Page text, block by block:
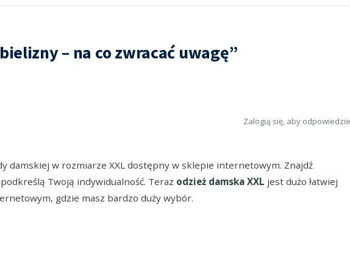
– na co zwracać uwagę”
damskiej w rozmiarze XXL dostępny w sklepie internetowym. Znajdź
Twoją indywidualność. Teraz odzież damska XXL jest dużo łatwiej
gdzie masz bardzo duży wybór.
Zaloguj się, aby